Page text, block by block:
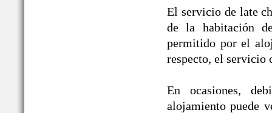
El servicio de late
de la habitación
permitido por el
respecto, el servicio
En ocasiones,
alojamiento puede